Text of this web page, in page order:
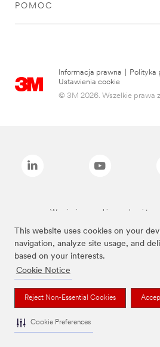
This website uses cookies on your
navigation, analyze site usage, and
based on your interests.
Cookie Notice
Reject Non-Essential Cookies
Cookie Preferences
POMOC
Informacja prawna Polityka
Ustawienia cookie
© 3M 2026. Wszelkie prawa
Wymienione marki są znakami